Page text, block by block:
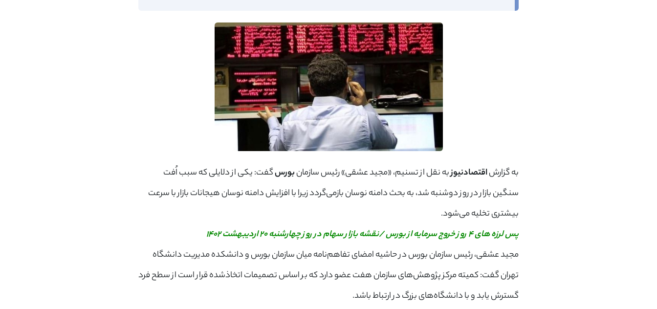
به گزارشاقتصادنیوزبه نقل از تسنیم، «مجید عشقی» رئیس سازمانبورسگفت: یکی از دلایلی که سبب اُفت
سنگین بازار در روز دوشنبه شد، به بحث دامنه نوسان بازمی‌گردد زیرا با افزایش دامنه نوسان هیجانات بازار با سرعت
بیشتری تخلیه می‌شود.
پس لرزه های 4 روز خروج سرمایه از بورس /نقشه بازار سهام در روز چهارشنبه ۲۰ اردیبهشت ۱۴۰۲
مجید عشقی، رئیس سازمان بورس در حاشیه امضای تفاهم‌نامه میان سازمان بورس و دانشکده مدیریت دانشگاه
تهران گفت: کمیته مرکز پژوهش‌های سازمان هفت عضو دارد که بر اساس تصمیمات اتخاذشده قرار است از سطح فرد
گسترش یابد و با دانشگاه‌های بزرگ در ارتباط باشد.